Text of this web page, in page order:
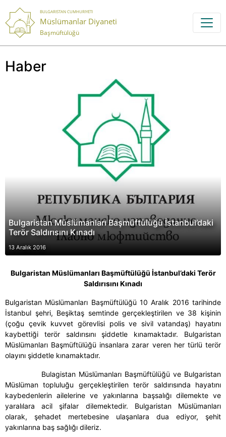
BULGARISTAN CUMHURIYETI
Müslümanlar Diyaneti
Başmüftülüğü
Haber
Bulgaristan Müslümanları Başmüftülüğü İstanbul’daki
Terör Saldırısını Kınadı
13 Aralık 2016
Bulgaristan Müslümanları Başmüftülüğü İstanbul’daki Terör
Saldırısını Kınadı
Bulgaristan Müslümanları Başmüftülüğü 10 Aralık 2016 tarihinde
İstanbul şehri, Beşiktaş semtinde gerçekleştirilen ve 38 kişinin
(çoğu çevik kuvvet görevlisi polis ve sivil vatandaş) hayatını
kaybettiği terör saldırısını şiddetle kınamaktadır. Bulgaristan
Müslümanları Başmüftülüğü insanlara zarar veren her türlü terör
olayını şiddetle kınamaktadır.
Bulagistan Müslümanları Başmüftülüğü ve Bulgaristan
Müslüman topluluğu gerçekleştirilen terör saldırısında hayatını
kaybedenlerin ailelerine ve yakınlarına başsalığı dilemekte ve
yaralılara acil şifalar dilemektedir. Bulgaristan Müslümanları
olarak, şehadet mertebesine ulaşanlara dua ediyor, şehit
yakınlarına baş sağlığı dileriz.